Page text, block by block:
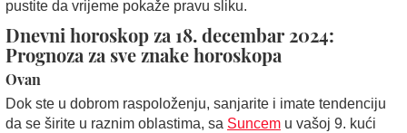
pustite da vrijeme pokaže pravu sliku.
Dnevni horoskop za 18. decembar 2024:
Prognoza za sve znake horoskopa
Ovan
Dok ste u dobrom raspoloženju, sanjarite i imate tendenciju
da se širite u raznim oblastima, sa Suncem u vašoj 9. kući